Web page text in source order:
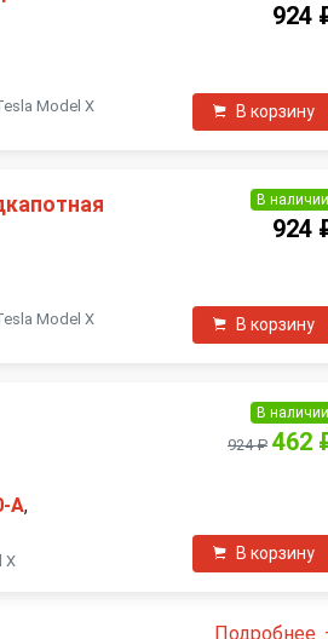
Model X
924
В корзину
Model X
В наличии
924
В корзину
A,
X
В наличии
924 ₽ 462
В корзину
Подробнее